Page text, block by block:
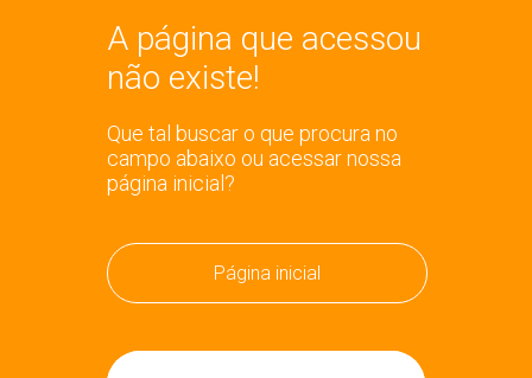
A página que acessou
não existe!
Que tal buscar o que procura no
campo abaixo ou acessar nossa
página inicial?
Página inicial